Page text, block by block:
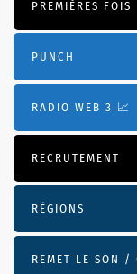
PREMIÈRES FOIS
PUNCH
RADIO WEB 3 📈
RECRUTEMENT
RÉGIONS
REMET LE SON /